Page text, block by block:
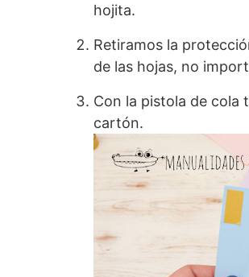
hojita.
Retiramos la
de las hojas, no
Con la pistola de cola
cartón.